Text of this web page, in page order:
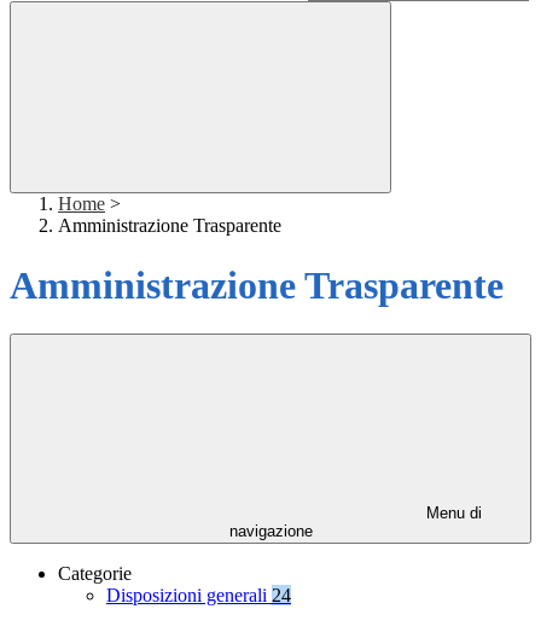
Home >
Amministrazione Trasparente
Amministrazione Trasparente
Menu di
navigazione
Categorie
Disposizioni generali 24